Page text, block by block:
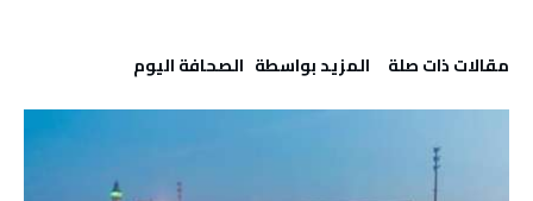
‫مقالات ذات صلة‬ ‫‫المزيد بواسطة‬ ‬ ‭ ‬الصحافة‭ ‬اليوم